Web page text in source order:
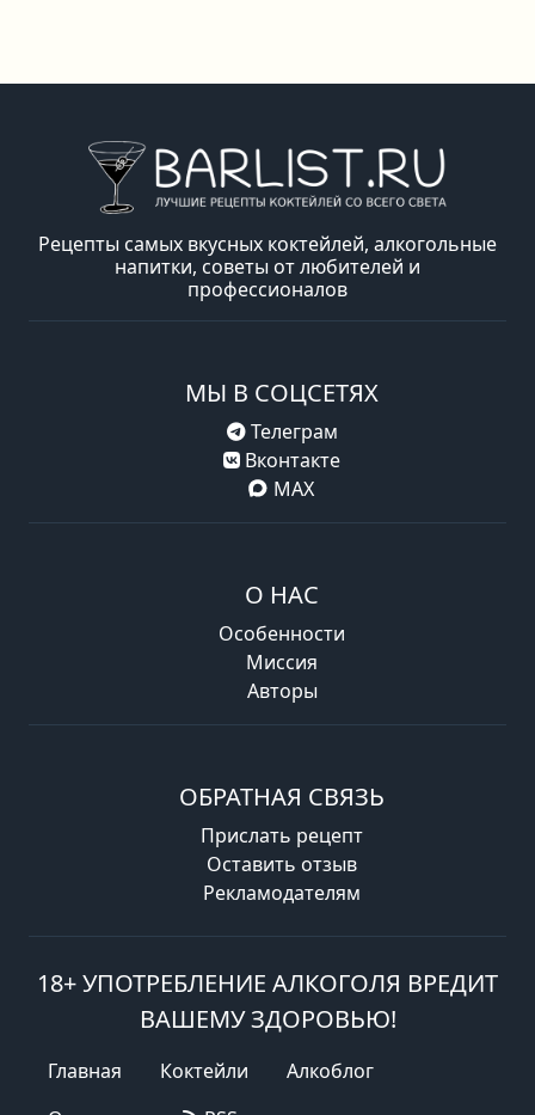
Рецепты самых вкусных коктейлей, алкогольные
напитки, советы от любителей и
профессионалов
МЫ В СОЦСЕТЯХ
Телеграм
Вконтакте
MAX
О НАС
Особенности
Миссия
Авторы
ОБРАТНАЯ СВЯЗЬ
Прислать рецепт
Оставить отзыв
Рекламодателям
18+ УПОТРЕБЛЕНИЕ АЛКОГОЛЯ ВРЕДИТ
ВАШЕМУ ЗДОРОВЬЮ!
Главная Коктейли
Алкоблог